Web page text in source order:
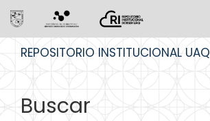
REPOSITORIO INSTITUCIONAL UAQ
Buscar